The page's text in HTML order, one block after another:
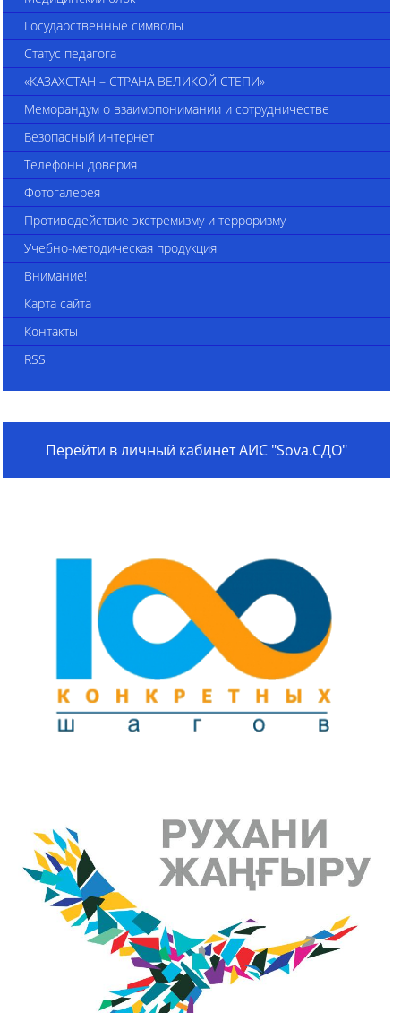
Государственные символы
Статус педагога
«КАЗАХСТАН – СТРАНА ВЕЛИКОЙ СТЕПИ»
Меморандум о взаимопонимании и сотрудничестве
Безопасный интернет
Телефоны доверия
Фотогалерея
Противодействие экстремизму и терроризму
Учебно-методическая продукция
Внимание!
Карта сайта
Контакты
RSS
Перейти в личный кабинет АИС "Sova.СДО"